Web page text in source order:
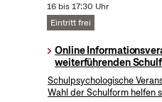
16 bis 17:30 Uhr
Eintritt frei
Online
weiterführenden
Schulpsychologische
Wahl der Schulform helfen